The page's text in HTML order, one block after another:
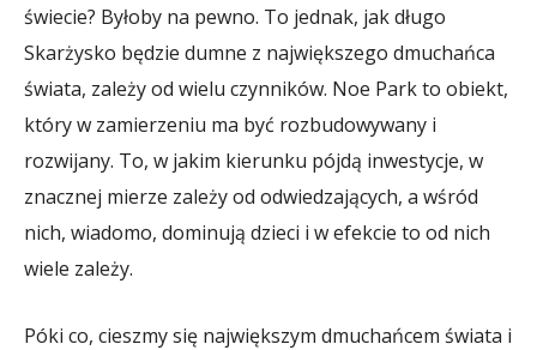
świecie? Byłoby na pewno. To jednak, jak długo
Skarżysko będzie dumne z największego dmuchańca
świata, zależy od wielu czynników. Noe Park to obiekt,
który w zamierzeniu ma być rozbudowywany i
rozwijany. To, w jakim kierunku pójdą inwestycje, w
znacznej mierze zależy od odwiedzających, a wśród
nich, wiadomo, dominują dzieci i w efekcie to od nich
wiele zależy.
Póki co, cieszmy się największym dmuchańcem świata i